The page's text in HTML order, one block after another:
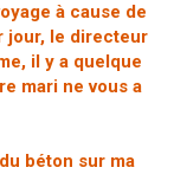
à cause de
jour, le directeur
il y a quelque
mari ne vous a
béton sur ma